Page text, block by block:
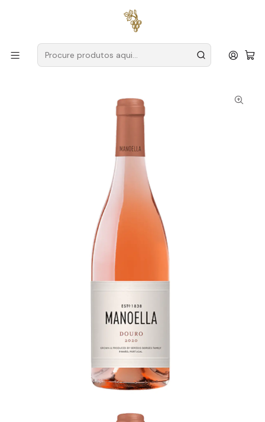
para encomendas a partir de
Produtores Douro
Wine & Soul
Wine & Soul Manoella Magnum 2022 Douro Rosé 1,5L